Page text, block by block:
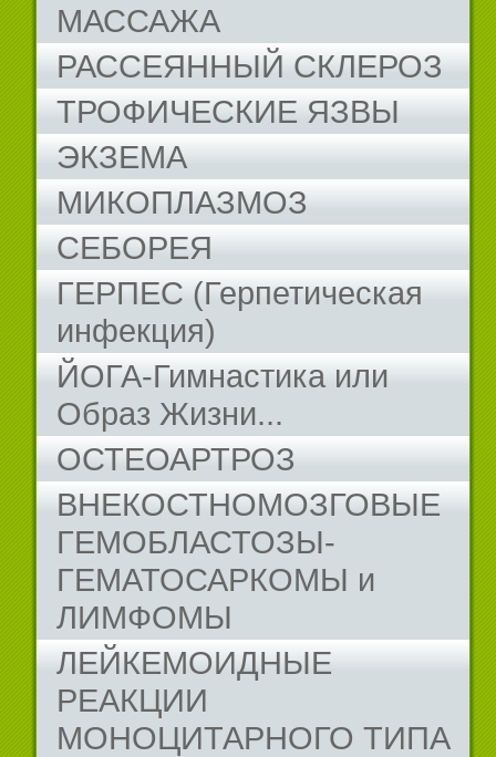
МАССАЖА
РАССЕЯННЫЙ СКЛЕРОЗ
ТРОФИЧЕСКИЕ ЯЗВЫ
ЭКЗЕМА
МИКОПЛАЗМОЗ
СЕБОРЕЯ
ГЕРПЕС (Герпетическая
инфекция)
ЙОГА-Гимнастика или
Образ Жизни...
ОСТЕОАРТРОЗ
ВНЕКОСТНОМОЗГОВЫЕ
ГЕМОБЛАСТОЗЫ-
ГЕМАТОСАРКОМЫ и
ЛИМФОМЫ
ЛЕЙКЕМОИДНЫЕ
РЕАКЦИИ
МОНОЦИТАРНОГО ТИПА